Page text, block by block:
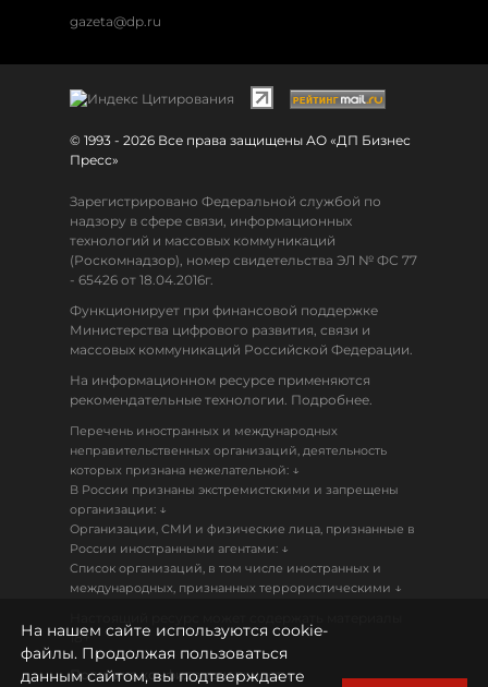
gazeta@dp.ru
© 1993 - 2026 Все права защищены АО «ДП Бизнес
Пресс»
Зарегистрировано Федеральной службой по
надзору в сфере связи, информационных
технологий и массовых коммуникаций
(Роскомнадзор), номер свидетельства ЭЛ № ФС 77
- 65426 от 18.04.2016г.
Функционирует при финансовой поддержке
Министерства цифрового развития, связи и
массовых коммуникаций Российской Федерации.
На информационном ресурсе применяются
рекомендательные технологии. Подробнее.
Перечень иностранных и международных
неправительственных организаций, деятельность
которых признана нежелательной: ↓
В России признаны экстремистскими и запрещены
организации: ↓
Организации, СМИ и физические лица, признанные в
России иностранными агентами: ↓
Список организаций, в том числе иностранных и
международных, признанных террористическими ↓
18+
Политика конфиденциальности
На нашем сайте используются cookie-
файлы. Продолжая пользоваться
данным сайтом, вы подтверждаете